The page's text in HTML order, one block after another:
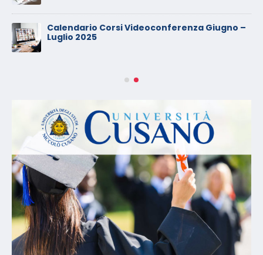
Calendario Corsi Videoconferenza Giugno –
Luglio 2025